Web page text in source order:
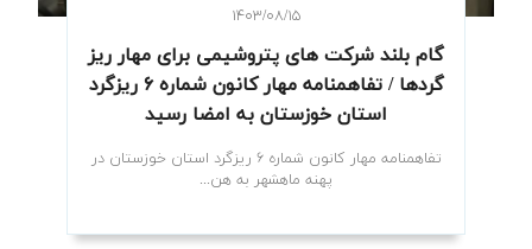
۱۴۰۳/۰۸/۱۵
گام بلند شرکت های پتروشیمی برای مهار ریز
گردها / تفاهمنامه مهار کانون شماره ۶ ریزگرد
استان خوزستان به امضا رسید
تفاهمنامه مهار کانون شماره ۶ ریزگرد استان خوزستان در
پهنه ماهشهر به هن...